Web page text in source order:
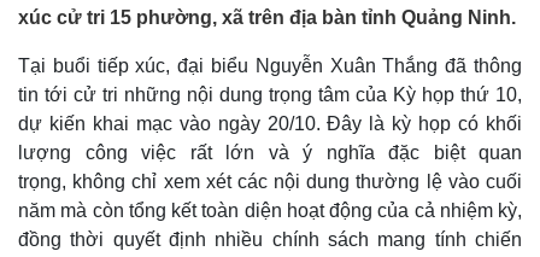
xúc cử tri 15 phường, xã trên địa bàn tỉnh Quảng Ninh.
Tại buổi tiếp xúc, đại biểu Nguyễn Xuân Thắng đã thông
tin tới cử tri những nội dung trọng tâm của Kỳ họp thứ 10,
dự kiến khai mạc vào ngày 20/10. Đây là kỳ họp có khối
lượng công việc rất lớn và ý nghĩa đặc biệt quan
trọng, không chỉ xem xét các nội dung thường lệ vào cuối
năm mà còn tổng kết toàn diện hoạt động của cả nhiệm kỳ,
đồng thời quyết định nhiều chính sách mang tính chiến